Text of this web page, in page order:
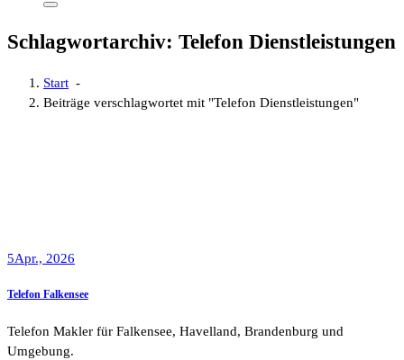
Schlagwortarchiv: Telefon Dienstleistungen
Start -
Beiträge verschlagwortet mit "Telefon Dienstleistungen"
5Apr., 2026
Telefon Falkensee
Telefon Makler für Falkensee, Havelland, Brandenburg und
Umgebung.